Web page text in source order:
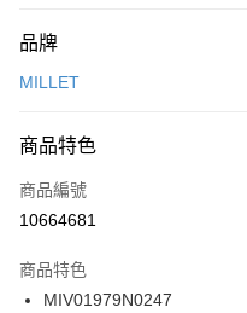
台灣樂天信用卡公司
【關於「AFTEE先享後付」】
便利好安心！
３．安心：先確認商品／服務後，
【「AFTEE先享後付」結帳流程】
１．於結帳方式選擇「AFTEE先
２．訂單成立數日內，您將收到繳
３．收到繳費通知簡訊後14天內
ATM／網路銀行／等多元方式進
運送方式
每筆NT$100，滿NT$1,500(含
宅配
每筆NT$100，滿NT$1,500(含
付款後門市自取
每筆NT$100，滿NT$1,500(含
品牌
MILLET
商品特色
商品編號
10664681
商品特色
MIV01979N0247